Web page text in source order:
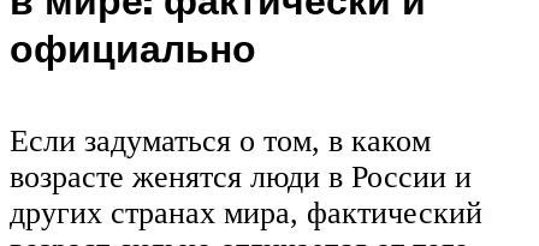
официально
Если задуматься о том, в каком
возрасте женятся люди в России и
других странах мира, фактический